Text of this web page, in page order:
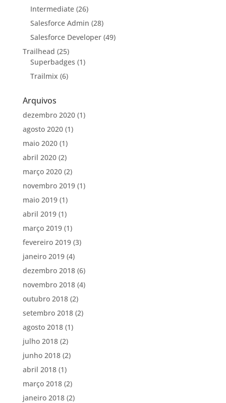
Intermediate(26)
Salesforce Admin (28)
Salesforce Developer(49)
Trailhead (25)
Superbadges (1)
Trailmix (6)
Arquivos
dezembro 2020(1)
agosto 2020(1)
maio 2020(1)
abril 2020(2)
março 2020(2)
novembro 2019(1)
maio 2019(1)
abril 2019(1)
março 2019(1)
fevereiro 2019(3)
janeiro 2019(4)
dezembro 2018(6)
novembro 2018(4)
outubro 2018(2)
setembro 2018(2)
agosto 2018(1)
julho 2018(2)
junho 2018(2)
abril 2018(1)
março 2018(2)
janeiro 2018(2)